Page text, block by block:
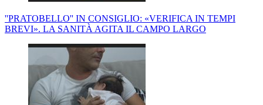
''PRATOBELLO'' IN CONSIGLIO: «VERIFICA IN TEMPI
BREVI». LA SANITÀ AGITA IL CAMPO LARGO